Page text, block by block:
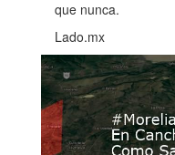
que nunca.
Lado.mx